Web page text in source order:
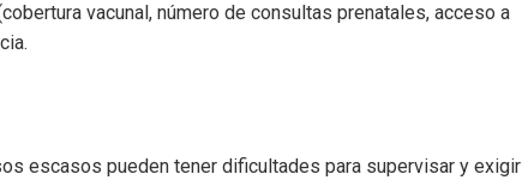
vacunal, número de consultas prenatales, acceso a
escasos pueden tener dificultades para supervisar y exigir